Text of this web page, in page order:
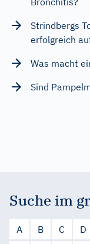
Strindbergs
erfolgreich
Was macht
Sind
Suche im
A B C D